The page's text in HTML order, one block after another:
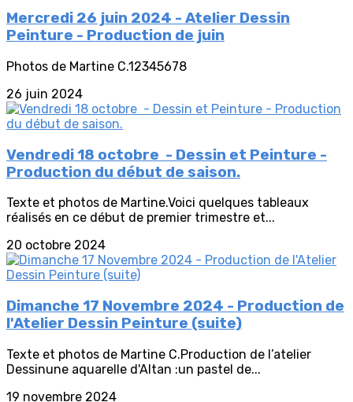
Mercredi 26 juin 2024 - Atelier Dessin
Peinture - Production de juin
Photos de Martine C.12345678
26 juin 2024
Vendredi 18 octobre - Dessin et Peinture -
Production du début de saison.
Texte et photos de Martine.Voici quelques tableaux
réalisés en ce début de premier trimestre et...
20 octobre 2024
Dimanche 17 Novembre 2024 - Production de
l'Atelier Dessin Peinture (suite)
Texte et photos de Martine C.Production de l’atelier
Dessinune aquarelle d'Altan :un pastel de...
19 novembre 2024